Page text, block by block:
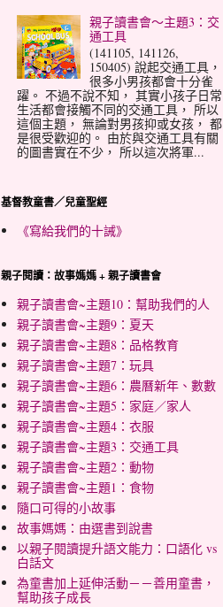
親子讀書會～主題3：交
通工具
(141105, 141126,
150405) 說起交通工具，
很多小男孩都會十分雀
躍。 不過不說不知， 其實小孩子日常
生活都會接觸不同的交通工具， 所以
這個主題， 無論對男孩抑或女孩， 都
是很受歡迎的。 由於與交通工具有關
的圖書實在不少， 所以這次將軍...
基督教童書／兒童聖經
《寫給我們的十誡》
親子閱讀：故事媽媽 + 親子讀書會
親子讀書會~主題10：幫助我們的人
親子讀書會~主題9：夏天
親子讀書會~主題8：品格教育
親子讀書會~主題7：玩具
親子讀書會~主題6：農曆新年、數數
親子讀書會~主題5：家庭／家人
親子讀書會~主題4：衣服
親子讀書會~主題3：交通工具
親子讀書會~主題2：動物
親子讀書會~主題1：食物
隨口可得的小故事
故事媽媽：由選書到說書
以親子閱讀提升語文能力：口語化 vs
白話文
為童書加上延伸活動－－善用童書，
幫助孩子成長